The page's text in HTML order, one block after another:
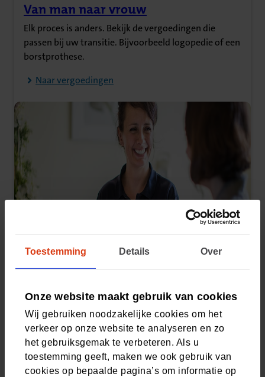
Toestemming Details Over
Onze website maakt gebruik van cookies
Wij gebruiken noodzakelijke cookies om het
verkeer op onze website te analyseren en zo
het gebruiksgemak te verbeteren. Als u
toestemming geeft, maken we ook gebruik van
cookies op bepaalde pagina’s om informatie op
Van man naar vrouw
(Opent in nieuw tabblad)
Elk proces is anders. Bekijk de vergoedingen die
passen bij uw transitie. Bijvoorbeeld logopedie of een
borstprothese.
Naar vergoedingen
Van vrouw naar man
(Opent in nieuw tabblad)
Van het invriezen van geslachtscellen tot een